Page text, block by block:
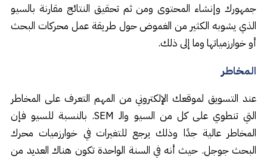
جمهورك وإنشاء المحتوى ومن ثم تحقيق النتائج مقارنة بالسيو
الذي يشوبه الكثير من الغموض حول طريقة عمل محركات البحث
أو خوارزمياتها وما إلى ذلك.
المخاطر
عند التسويق لموقعك الإلكتروني من المهم التعرف على المخاطر
التي تنطوي على كل من السيو والـ SEM. بالنسبة للسيو فإن
المخاطر عالية جدًا وذلك يرجع للتغيرات في خوارزميات محرك
البحث جوجل. حيث أنه في السنة الواحدة تكون هناك العديد من